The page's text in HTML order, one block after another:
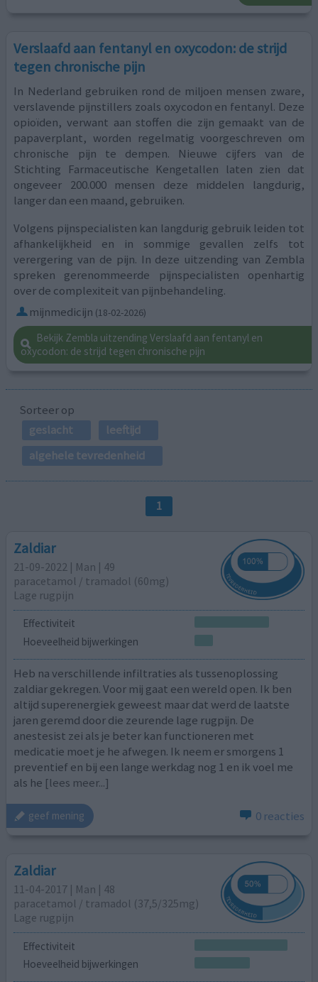
Verslaafd aan fentanyl en oxycodon: de strijd
tegen chronische pijn
In Nederland gebruiken rond de miljoen mensen zware,
verslavende pijnstillers zoals oxycodon en fentanyl. Deze
opioïden, verwant aan stoffen die zijn gemaakt van de
papaverplant, worden regelmatig voorgeschreven om
chronische pijn te dempen. Nieuwe cijfers van de
Stichting Farmaceutische Kengetallen laten zien dat
ongeveer 200.000 mensen deze middelen langdurig,
langer dan een maand, gebruiken.
Volgens pijnspecialisten kan langdurig gebruik leiden tot
afhankelijkheid en in sommige gevallen zelfs tot
verergering van de pijn. In deze uitzending van Zembla
spreken gerenommeerde pijnspecialisten openhartig
over de complexiteit van pijnbehandeling.
mijnmedicijn (18-02-2026)
Bekijk Zembla uitzending Verslaafd aan fentanyl en
oxycodon: de strijd tegen chronische pijn
Sorteer op
geslacht
leeftijd
algehele tevredenheid
1
Zaldiar
21-09-2022 | Man | 49
paracetamol / tramadol (60mg)
Lage rugpijn
Effectiviteit
Hoeveelheid bijwerkingen
Heb na verschillende infiltraties als tussenoplossing
zaldiar gekregen. Voor mij gaat een wereld open. Ik ben
altijd superenergiek geweest maar dat werd de laatste
jaren geremd door die zeurende lage rugpijn. De
anestesist zei als je beter kan functioneren met
medicatie moet je he afwegen. Ik neem er smorgens 1
preventief en bij een lange werkdag nog 1 en ik voel me
als he [lees meer...]
geef mening 0 reacties
Zaldiar
11-04-2017 | Man | 48
paracetamol / tramadol (37,5/325mg)
Lage rugpijn
Effectiviteit
Hoeveelheid bijwerkingen